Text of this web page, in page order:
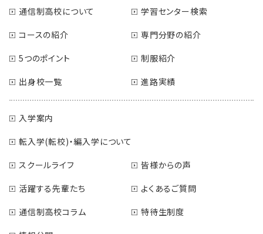
通信制高校について
学習センター検索
コースの紹介
専門分野の紹介
5つのポイント
制服紹介
出身校一覧
進路実績
入学案内
転入学(転校)・編入学について
スクールライフ
皆様からの声
活躍する先輩たち
よくあるご質問
通信制高校コラム
特待生制度